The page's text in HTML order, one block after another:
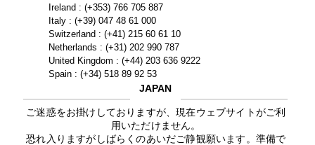
Ireland : (+353) 766 705 887
Italy : (+39) 047 48 61 000
Switzerland : (+41) 215 60 61 10
Netherlands : (+31) 202 990 787
United Kingdom : (+44) 203 636 9222
Spain : (+34) 518 89 92 53
JAPAN
ご迷惑をお掛けしておりますが、現在ウェブサイトがご利
用いただけません。
恐れ入りますがしばらくのあいだご静観願います。準備で